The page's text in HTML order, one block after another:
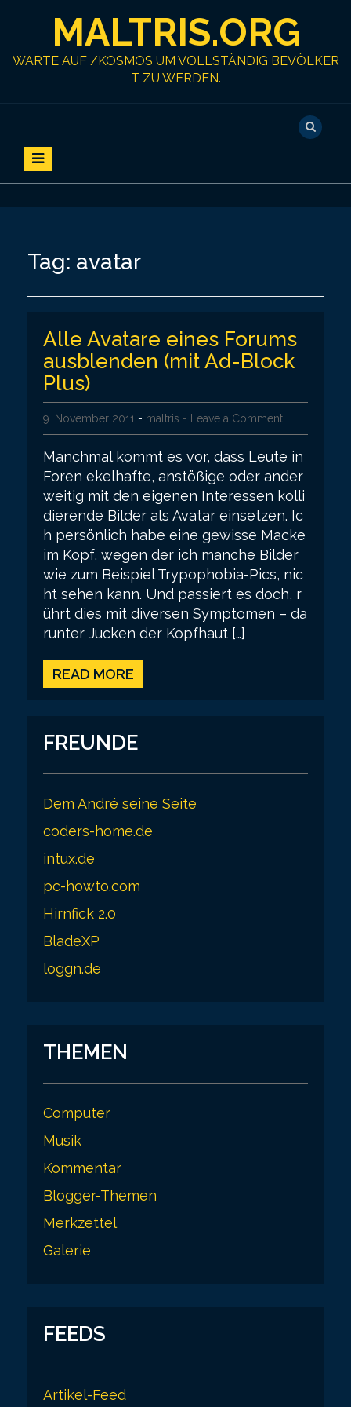
MALTRIS.ORG
WARTE AUF /KOSMOS UM VOLLSTÄNDIG BEVÖLKER
T ZU WERDEN.
Tag: avatar
Alle Avatare eines Forums
ausblenden (mit Ad-Block
Plus)
9. November 2011 - maltris - Leave a Comment
Manchmal kommt es vor, dass Leute in
Foren ekelhafte, anstößige oder ander
weitig mit den eigenen Interessen kolli
dierende Bilder als Avatar einsetzen. Ic
h persönlich habe eine gewisse Macke
im Kopf, wegen der ich manche Bilder
wie zum Beispiel Trypophobia-Pics, nic
ht sehen kann. Und passiert es doch, r
ührt dies mit diversen Symptomen – da
runter Jucken der Kopfhaut […]
READ MORE
FREUNDE
Dem André seine Seite
coders-home.de
intux.de
pc-howto.com
Hirnfick 2.0
BladeXP
loggn.de
THEMEN
Computer
Musik
Kommentar
Blogger-Themen
Merkzettel
Galerie
FEEDS
Artikel-Feed